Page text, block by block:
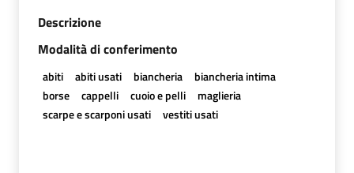
Descrizione
Modalità di conferimento
abiti abiti usati biancheria
biancheria intima
borse
cappelli cuoio e pelli
maglieria
scarpe e scarponi usati
vestiti usati